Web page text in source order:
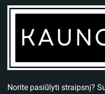
Norite pasiūlyti straipsnį?